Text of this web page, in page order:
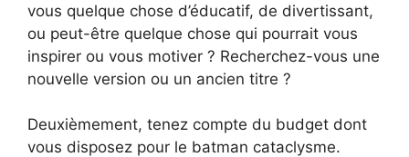
vous quelque chose d’éducatif, de divertissant,
ou peut-être quelque chose qui pourrait vous
inspirer ou vous motiver ? Recherchez-vous une
nouvelle version ou un ancien titre ?
Deuxièmement, tenez compte du budget dont
vous disposez pour le batman cataclysme.